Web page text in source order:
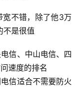
宽不错，除了他3万
不是很值
信、中山电信、四
速度的排名
信适合不需要防火